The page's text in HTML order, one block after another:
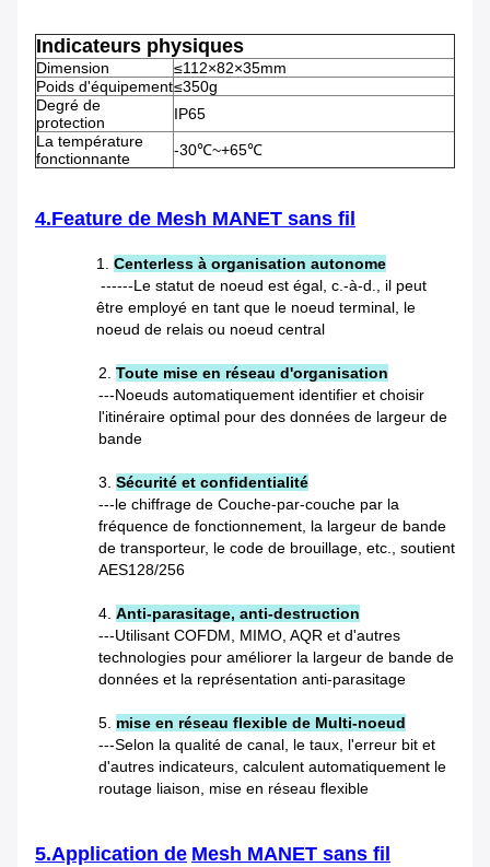
Indicateurs physiques
Dimension
≤112×82×35mm
Poids d'équipement≤350g
Degré de
protection
IP65
La température
fonctionnante
-30℃~+65℃
4.Feature de Mesh MANET sans fil
1. Centerless à organisation autonome
------Le statut de noeud est égal, c.-à-d., il peut
être employé en tant que le noeud terminal, le
noeud de relais ou noeud central
2. Toute mise en réseau d'organisation
---Noeuds automatiquement identifier et choisir
l'itinéraire optimal pour des données de largeur de
bande
3. Sécurité et confidentialité
---le chiffrage de Couche-par-couche par la
fréquence de fonctionnement, la largeur de bande
de transporteur, le code de brouillage, etc., soutient
AES128/256
4. Anti-parasitage, anti-destruction
---Utilisant COFDM, MIMO, AQR et d'autres
technologies pour améliorer la largeur de bande de
données et la représentation anti-parasitage
5. mise en réseau flexible de Multi-noeud
---Selon la qualité de canal, le taux, l'erreur bit et
d'autres indicateurs, calculent automatiquement le
routage liaison, mise en réseau flexible
5.Application de Mesh MANET sans fil